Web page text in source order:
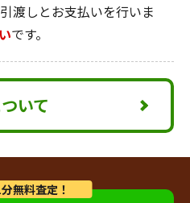
渡しとお支払いを行いま
です。
いて
無料査定！